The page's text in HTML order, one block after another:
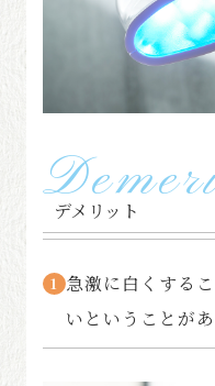
デメリット
1 急激に白くする
いということがあ